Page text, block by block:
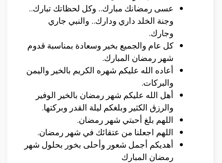
عسى رمضانك مبارك.. وكل لحظاتك تبارك..
وجنة الخلد داري ودارك.. والنبي جاري
وجارك.
كل عام والجميع بخير وسعادة بمناسبة قدوم
شهر رمضان المبارك.
أعاده الله عليكم شهره الكريم بالخير واليمن
والبركات.
أهل الله عليكم شهر رمضان بالخير الوفير
والرزق الكثير وبلغكم ليلة القدر وبركتها.
اللهم بلغ أحبتي شهر رمضان.
اللهم اجعلنا من عتقائك في شهر رمضان.
أهديكم أجمل شعور وأحلى بخور بحلول شهر
رمضان المبارك